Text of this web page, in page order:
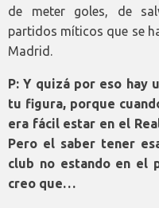
de meter goles, de
partidos míticos que se
Madrid.
P: Y quizá por eso hay
tu figura, porque
era fácil estar en el
Pero el saber tener
club no estando en el
creo que…